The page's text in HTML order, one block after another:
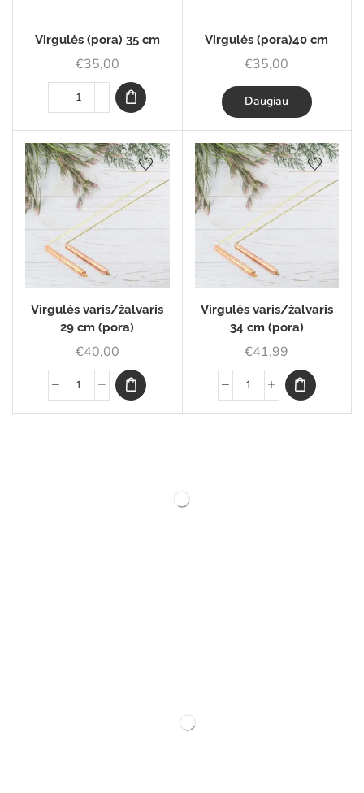
Virgulės (pora) 35 cm
€35,00
Virgulės (pora)40 cm
€35,00
Daugiau
Virgulės varis/žalvaris
29 cm (pora)
€40,00
Virgulės varis/žalvaris
34 cm (pora)
€41,99